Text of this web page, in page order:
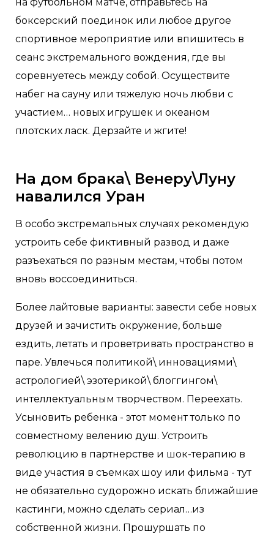
боксерский поединок или любое другое
спортивное мероприятие или впишитесь в
сеанс экстремального вождения, где вы
соревнуетесь между собой. Осуществите
набег на сауну или тяжелую ночь любви с
участием… новых игрушек и океаном
плотских ласк. Дерзайте и жгите!
На дом брака\ Венеру\Луну
навалился Уран
В особо экстремальных случаях рекомендую
устроить себе фиктивный развод и даже
разъехаться по разным местам, чтобы потом
вновь воссоединиться.
Более лайтовые варианты: завести себе новых
друзей и зачистить окружение, больше
ездить, летать и проветривать пространство в
паре. Увлечься политикой\ инновациями\
астрологией\ эзотерикой\ блоггингом\
интеллектуальным творчеством. Переехать.
Усыновить ребенка - этот момент только по
совместному велению душ. Устроить
революцию в партнерстве и шок-терапию в
виде участия в съемках шоу или фильма - тут
не обязательно судорожно искать ближайшие
кастинги, можно сделать сериал…из
собственной жизни. Прошуршать по